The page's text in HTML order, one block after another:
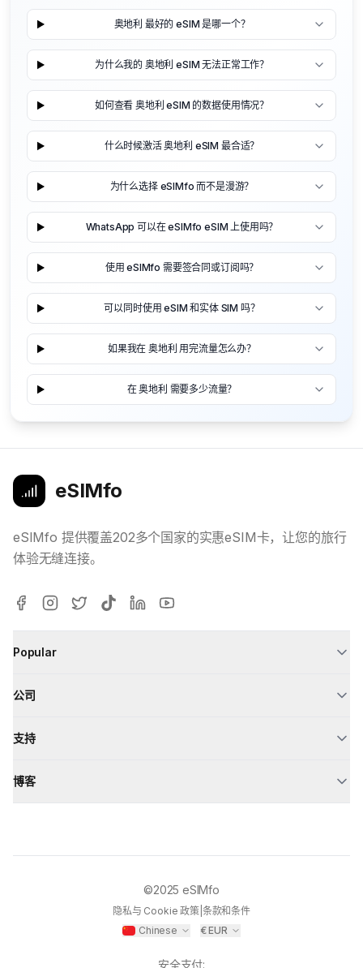
奥地利 最好的 eSIM 是哪一个？
为什么我的 奥地利 eSIM 无法正常工作？
如何查看 奥地利 eSIM 的数据使用情况？
什么时候激活 奥地利 eSIM 最合适？
为什么选择 eSIMfo 而不是漫游？
WhatsApp 可以在 eSIMfo eSIM 上使用吗？
使用 eSIMfo 需要签合同或订阅吗？
可以同时使用 eSIM 和实体 SIM 吗？
如果我在 奥地利 用完流量怎么办？
在 奥地利 需要多少流量？
eSIMfo
eSIMfo 提供覆盖202多个国家的实惠eSIM卡，让您的旅行
体验无缝连接。
Popular
公司
支持
博客
©2025 eSIMfo
隐私与 Cookie 政策| 条款和条件
Chinese
€EUR
安全支付: